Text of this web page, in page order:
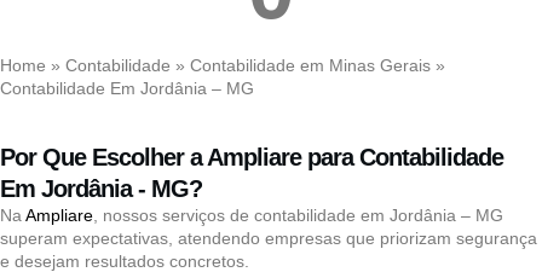
Home » Contabilidade » Contabilidade em Minas Gerais »
Contabilidade Em Jordânia – MG
Por Que Escolher a Ampliare para Contabilidade
Em Jordânia - MG?
Na Ampliare , nossos serviços de contabilidade em Jordânia – MG
superam expectativas, atendendo empresas que priorizam segurança
e desejam resultados concretos.